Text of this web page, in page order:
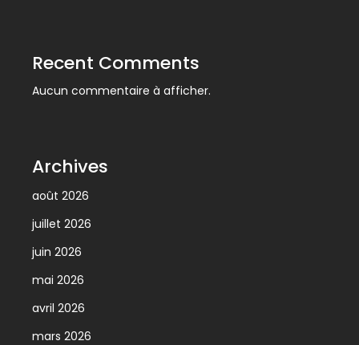
Recent Comments
Aucun commentaire à afficher.
Archives
août 2026
juillet 2026
juin 2026
mai 2026
avril 2026
mars 2026